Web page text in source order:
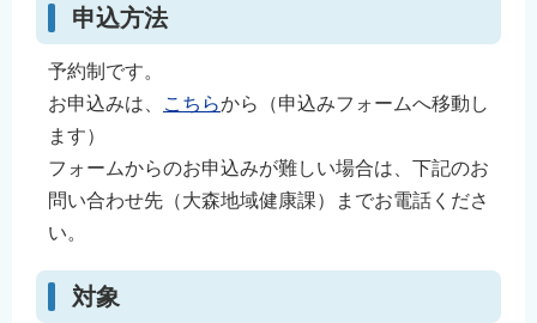
申込方法
予約制です。
お申込みは、
こちらから（申込みフォームへ移動し
ます）
フォームからのお申込みが難しい場合は、下記のお
問い合わせ先（大森地域健康課）までお電話くださ
い。
対象
繁體中文
한국어
नेपाली
Filipino